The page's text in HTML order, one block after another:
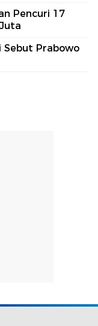
Pencuri 17
Sebut Prabowo